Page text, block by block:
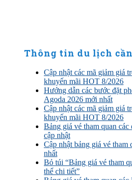
Thông tin du lịch
Cập nhật các mã giảm giá
khuyến mãi HOT 8/2026
Hướng dẫn các bước đặt
Agoda 2026 mới nhất
Cập nhật các mã giảm giá
khuyến mãi HOT 8/2026
Bảng giá vé tham quan
cập nhật
Cập nhật bảng giá vé
nhất
Bỏ túi “Bảng giá vé tham
thể chi tiết”